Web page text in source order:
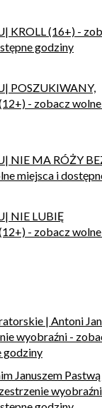
KROLL (16+) -
godziny
POSZUKIWANY,
- zobacz
NIE MA RÓŻY
miejsca i
NIE LUBIĘ
- zobacz
| Antoni
wyobraźni -
godziny
Januszem
wyobraźni